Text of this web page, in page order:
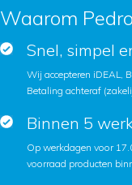
Waarom
Snel, simpel
Wij accepteren iDEAL,
Betaling achteraf
Binnen 5
Op werkdagen voor
voorraad producten